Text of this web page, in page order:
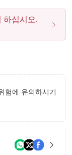
하십시오.
험에 유의하시기